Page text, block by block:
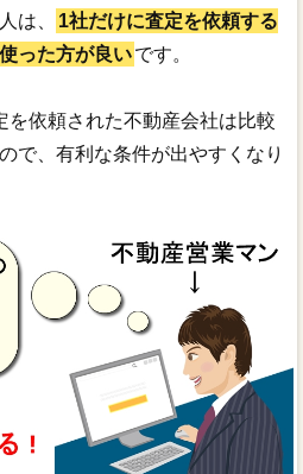
は、
1社だけに査定を依頼する
った方が良いです。
を依頼された不動産会社は比較
で、有利な条件が出やすくなり